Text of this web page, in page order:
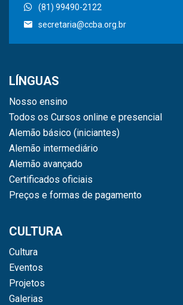
(81) 99490-2122
secretaria@ccba.org.br
LÍNGUAS
Nosso ensino
Todos os Cursos online e presencial
Alemão básico (iniciantes)
Alemão intermediário
Alemão avançado
Certificados oficiais
Preços e formas de pagamento
CULTURA
Cultura
Eventos
Projetos
Galerias